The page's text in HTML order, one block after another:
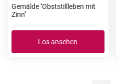
Gemälde ''Obststillleben mit
Zinn''
Los ansehen